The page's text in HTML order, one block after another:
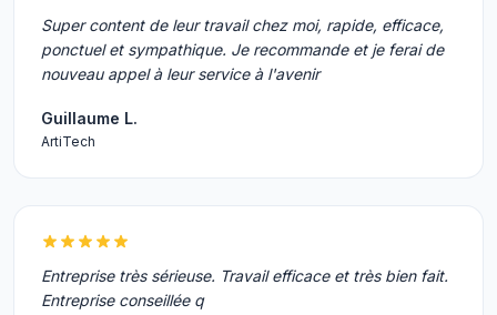
Super content de leur travail chez moi, rapide, efficace,
ponctuel et sympathique. Je recommande et je ferai de
nouveau appel à leur service à l'avenir
Guillaume L.
ArtiTech
Entreprise très sérieuse. Travail efficace et très bien fait.
Entreprise conseillée q